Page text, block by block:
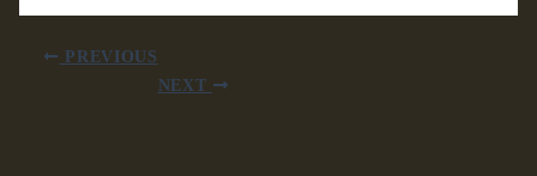
PREVIOUS
NEXT